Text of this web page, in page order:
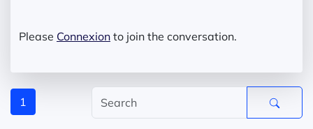
Please Connexion to join the conversation.
1